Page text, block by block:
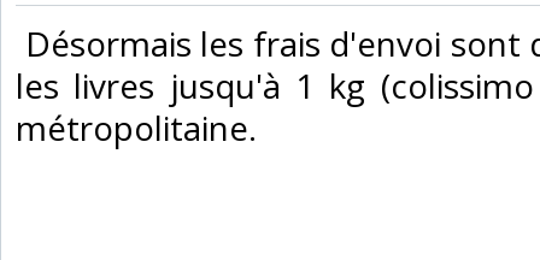
Désormais les frais d'envoi
les livres jusqu'à 1 kg
métropolitaine.‎